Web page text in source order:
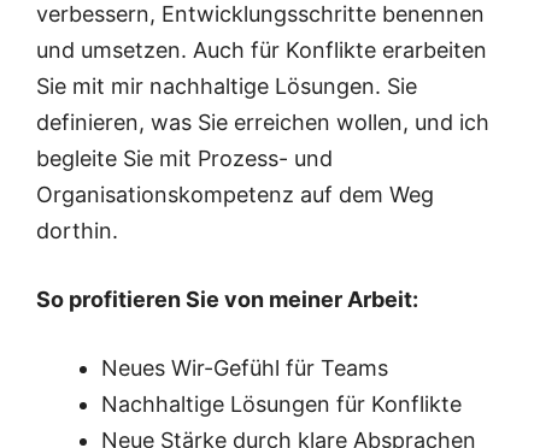
verbessern, Entwicklungsschritte benennen
und umsetzen. Auch für Konflikte erarbeiten
Sie mit mir nachhaltige Lösungen. Sie
definieren, was Sie erreichen wollen, und ich
begleite Sie mit Prozess- und
Organisationskompetenz auf dem Weg
dorthin.
So profitieren Sie von meiner Arbeit:
Neues Wir-Gefühl für Teams
Nachhaltige Lösungen für Konflikte
Neue Stärke durch klare Absprachen